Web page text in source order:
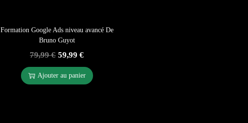
Formation Google Ads niveau avancé De
Bruno Guyot
79,99€ 59,99€
Ajouter au panier